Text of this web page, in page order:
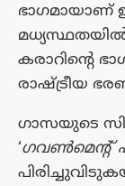
മധ്യസ്ഥതയിൽ
കരാറിന്റെ
രാഷ്ട്രീയ
ഗാസയുടെ
‘ഗവൺമെന്റ്